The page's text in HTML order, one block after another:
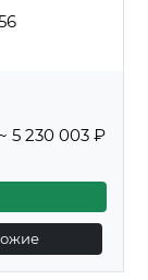
~ 5 230 003 ₽